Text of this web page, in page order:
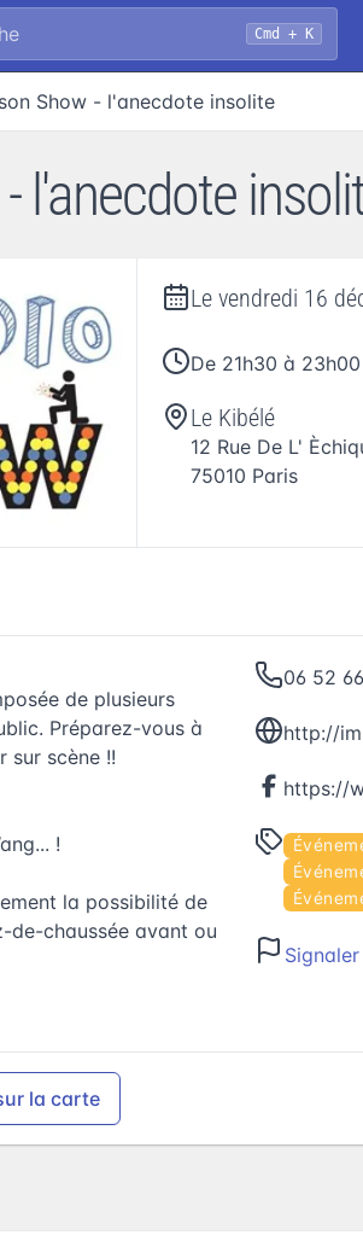
Cmd + K
Show - l'anecdote insolite
Levendredi 16
De 21h30 à 23h00
Le Kibélé
12 Rue De L'
75010 Paris
de plusieurs
Préparez-vous à
sur scène !!
!
la possibilité de
de-chaussée avant ou
06 52
http://
la carte